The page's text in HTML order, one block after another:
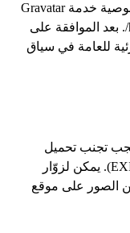
لمعرفة ما إذا كنت تستخدمها. سياسة خصوصية خدمة Gravatar
متوفرة هنا: https://automattic.com/privacy/. بعد الموافقة على
للعامة في سياق
تجنب تحميل
الصور مع بيانات الموقع المضمنة (EXIF GPS). يمكن لزوّار
الصور على موقع